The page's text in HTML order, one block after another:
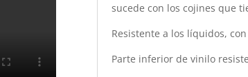
sucede con los cojines que
Resistente a los líquidos,
Parte inferior de vinilo